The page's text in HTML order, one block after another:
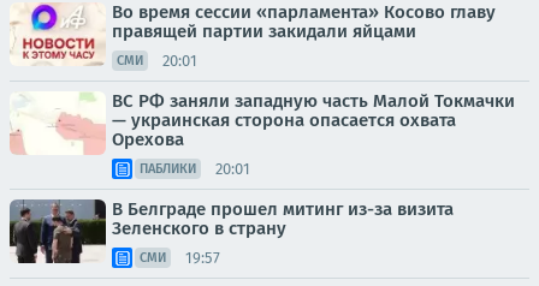
Во время сессии «парламента» Косово главу
правящей партии закидали яйцами
СМИ 20:01
ВС РФ заняли западную часть Малой Токмачки
— украинская сторона опасается охвата
Орехова
ПАБЛИКИ 20:01
В Белграде прошел митинг из-за визита
Зеленского в страну
СМИ 19:57